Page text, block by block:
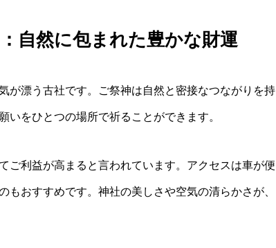
自然に包まれた豊かな財運
が漂う古社です。ご祭神は自然と密接なつながりを持
いをひとつの場所で祈ることができます。
ご利益が高まると言われています。アクセスは車が便
おすすめです。神社の美しさや空気の清らかさが、